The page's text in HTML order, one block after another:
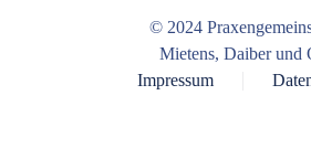
© 2024
Mietens, Daiber und
Impressum